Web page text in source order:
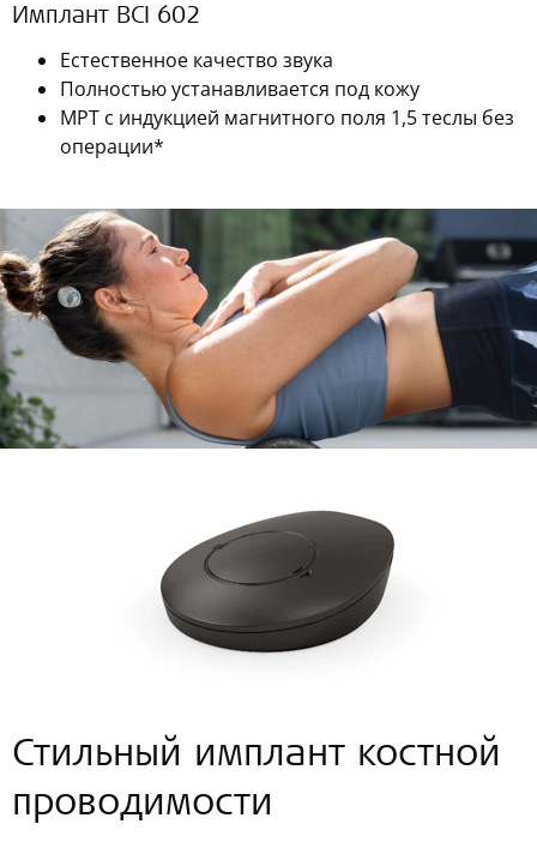
Имплант BCI 602
Естественное качество звука
Полностью устанавливается под кожу
МРТ с индукцией магнитного поля 1,5 теслы без
операции*
Стильный имплант костной
проводимости